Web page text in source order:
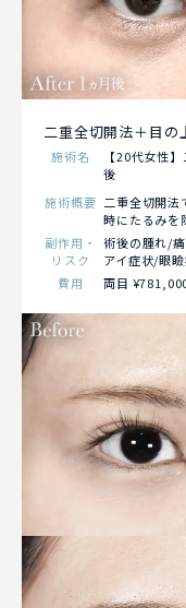
二重全切開法＋目の
施術名
【20代女性
後
施術概要 二重全切開
時にたるみを
副作用・
リスク
術後の腫れ/
アイ症状/眼
費用
両目